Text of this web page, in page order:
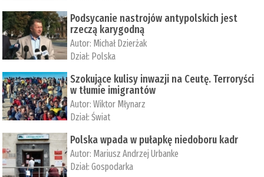
Podsycanie nastrojów antypolskich jest
rzeczą karygodną
Autor: Michał Dzierżak
Dział: Polska
Szokujące kulisy inwazji na Ceutę. Terroryści
w tłumie imigrantów
Autor:Wiktor Młynarz
Dział:Świat
Polska wpada w pułapkę niedoboru kadr
Autor: Mariusz Andrzej Urbanke
Dział:Gospodarka